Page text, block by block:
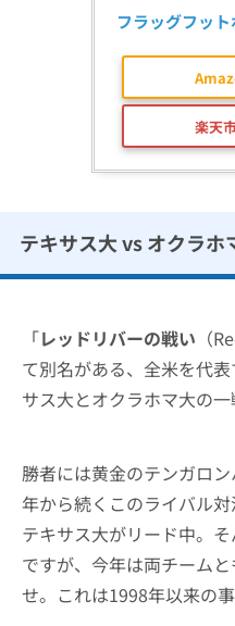
フラッグフッ
楽天
テキサス大 vs オクラホ
「レッドリバーの戦い （
て別名がある、全米を代
サス大とオクラホマ大の一
勝者には黄金のテンガロ
年から続くこのライバル
テキサス大がリード中。
ですが、今年は両チーム
せ。これは1998年以来の事